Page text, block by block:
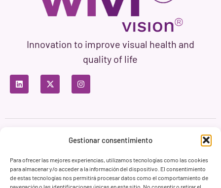
Gestionar consentimiento
Para ofrecer las mejores experiencias, utilizamos tecnologías como las cookies
para almacenar y/o acceder a la información del dispositivo. El consentimiento
de estas tecnologías nos permitirá procesar datos como el comportamiento de
navegación o las identificaciones únicas en este sitio. No consentir o retirar el
Innovation to improve visual health and
quality of life
Privacy Policy Terms of Use
Cookie Policy